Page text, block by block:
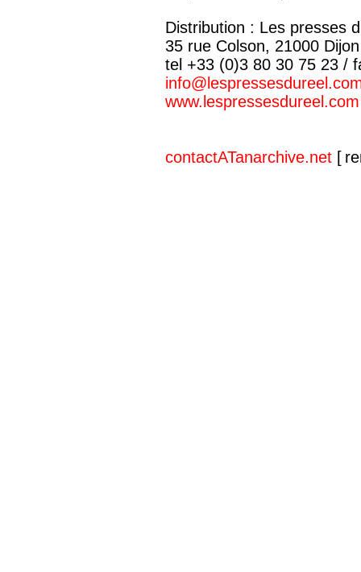
Distribution : Les presses
35 rue Colson, 21000
tel +33 (0)3 80 30 75 23 /
www.lespressesdureel.com
contactATanarchive.net [